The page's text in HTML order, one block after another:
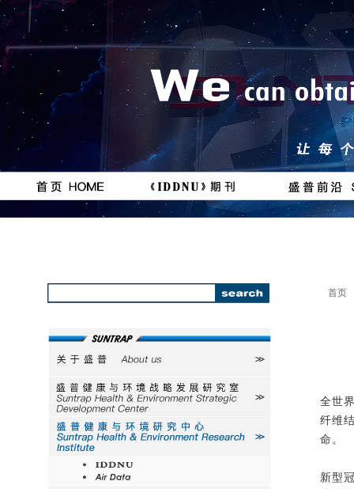
按钮
#
按钮
全世
纤维
命。
新型
首页
关于盛普
研究室
研究中心
111111